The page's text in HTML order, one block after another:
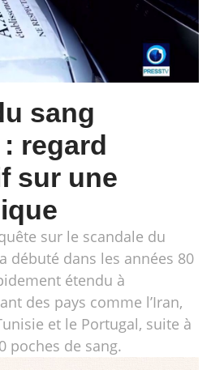
sang
regard
sur une
sur le scandale du
débuté dans les années 80
étendu à
des pays comme l’Iran,
et le Portugal, suite à
poches de sang.